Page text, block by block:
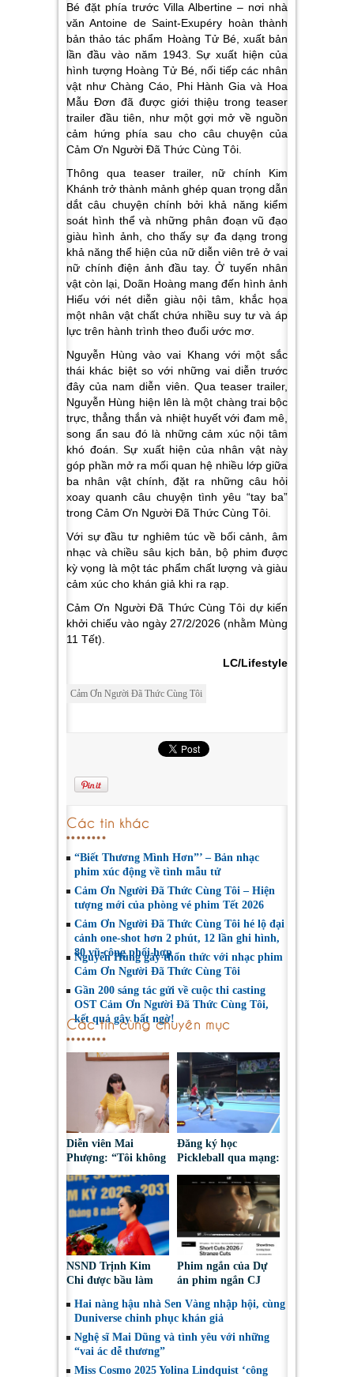
Bé đặt phía trước Villa Albertine – nơi nhà
văn Antoine de Saint-Exupéry hoàn thành
bản thảo tác phẩm Hoàng Tử Bé, xuất bản
lần đầu vào năm 1943. Sự xuất hiện của
hình tượng Hoàng Tử Bé, nối tiếp các nhân
vật như Chàng Cáo, Phi Hành Gia và Hoa
Mẫu Đơn đã được giới thiệu trong teaser
trailer đầu tiên, như một gợi mở về nguồn
cảm hứng phía sau cho câu chuyện của
Cảm Ơn Người Đã Thức Cùng Tôi.
Thông qua teaser trailer, nữ chính Kim
Khánh trở thành mảnh ghép quan trọng dẫn
dắt câu chuyện chính bởi khả năng kiểm
soát hình thể và những phân đoạn vũ đạo
giàu hình ảnh, cho thấy sự đa dạng trong
khả năng thể hiện của nữ diễn viên trẻ ở vai
nữ chính điện ảnh đầu tay. Ở tuyến nhân
vật còn lại, Doãn Hoàng mang đến hình ảnh
Hiếu với nét diễn giàu nội tâm, khắc họa
một nhân vật chất chứa nhiều suy tư và áp
lực trên hành trình theo đuổi ước mơ.
Nguyễn Hùng vào vai Khang với một sắc
thái khác biệt so với những vai diễn trước
đây của nam diễn viên. Qua teaser trailer,
Nguyễn Hùng hiện lên là một chàng trai bộc
trực, thẳng thắn và nhiệt huyết với đam mê,
song ẩn sau đó là những cảm xúc nội tâm
khó đoán. Sự xuất hiện của nhân vật này
góp phần mở ra mối quan hệ nhiều lớp giữa
ba nhân vật chính, đặt ra những câu hỏi
xoay quanh câu chuyện tình yêu “tay ba”
trong Cảm Ơn Người Đã Thức Cùng Tôi.
Với sự đầu tư nghiêm túc về bối cảnh, âm
nhạc và chiều sâu kịch bản, bộ phim được
kỳ vọng là một tác phẩm chất lượng và giàu
cảm xúc cho khán giả khi ra rạp.
Cảm Ơn Người Đã Thức Cùng Tôi dự kiến
khởi chiếu vào ngày 27/2/2026 (nhằm Mùng
11 Tết).
LC/Lifestyle
Cảm Ơn Người Đã Thức Cùng Tôi
Các tin khác
“Biết Thương Mình Hơn”’ – Bản nhạc
phim xúc động về tình mẫu tử
Cảm Ơn Người Đã Thức Cùng Tôi – Hiện
tượng mới của phòng vé phim Tết 2026
Cảm Ơn Người Đã Thức Cùng Tôi hé lộ đại
cảnh one-shot hơn 2 phút, 12 lần ghi hình,
80 vũ công phối hợp
Nguyễn Hùng gây thổn thức với nhạc phim
Cảm Ơn Người Đã Thức Cùng Tôi
Gần 200 sáng tác gửi về cuộc thi casting
OST Cảm Ơn Người Đã Thức Cùng Tôi,
kết quả gây bất ngờ!
Các tin cùng chuyên mục
Diễn viên Mai
Phượng: “Tôi không
những gì mình đã
chọn”
Đăng ký học
Pickleball qua mạng:
đoạt tài sản
NSND Trịnh Kim
Chi được bầu làm
Nghệ sĩ Sân khấu
Việt Nam
Phim ngắn của Dự
án phim ngắn CJ
tại LHP quốc tế
Toronto 2026
Hai nàng hậu nhà Sen Vàng nhập hội, cùng
Duniverse chinh phục khán giả
Nghệ sĩ Mai Dũng và tình yêu với những
“vai ác dễ thương”
Miss Cosmo 2025 Yolina Lindquist ‘công